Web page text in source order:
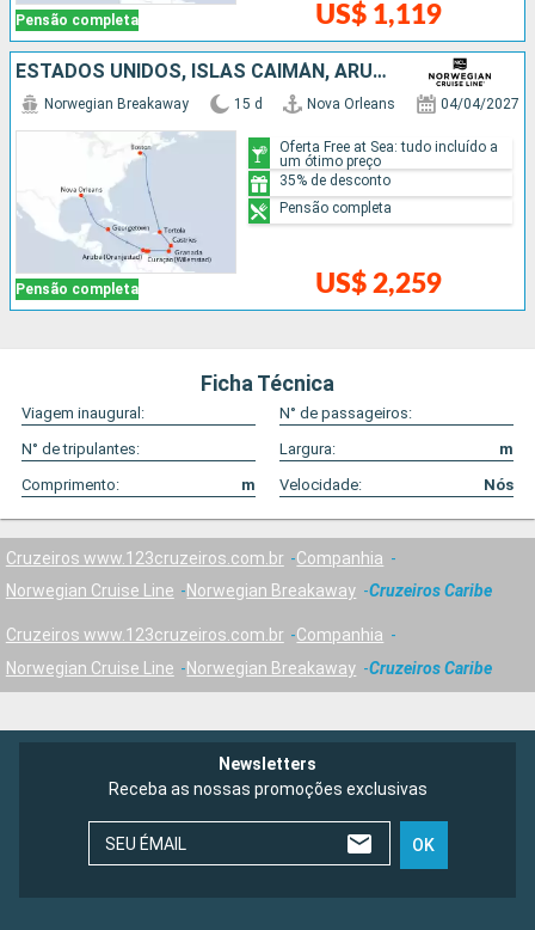
Pensão completa US$ 1,119
ESTADOS UNIDOS, ISLAS CAIMÁN, ARUBA, GRENADA, SANTA LUCIA
Pensão completa
Norwegian Breakaway 15 d Nova Orleans 04/04/2027
US$ 2,259
Oferta Free at Sea: tudo incluído a
um ótimo preço
35% de desconto
Pensão completa
Ficha Técnica
Viagem inaugural:
N° de passageiros:
N° de tripulantes:
Largura:
m
Comprimento:
m Velocidade: Nós
Cruzeiros www.123cruzeiros.com.br
Companhia
Norwegian Cruise Line
Norwegian Breakaway Cruzeiros Caribe
Cruzeiros www.123cruzeiros.com.br
Companhia
Norwegian Cruise Line
Norwegian Breakaway Cruzeiros Caribe
Newsletters
Receba as nossas promoções exclusivas
SEU ÉMAIL OK